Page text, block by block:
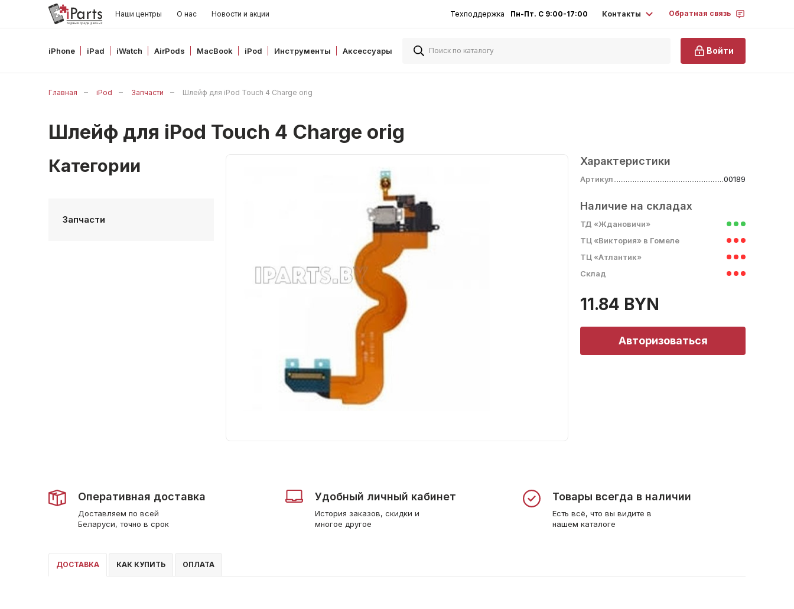
Наши центры О нас Новости и акции Техподдержка Пн-Пт. С 9:00-17:00 Контакты Обратная связь
iPhone iPad iWatch AirPods MacBook iPod Инструменты Аксессуары Войти
Главная iPod Запчасти Шлейф для iPod Touch 4 Charge orig
Шлейф для iPod Touch 4 Charge orig
Категории
Запчасти
Характеристики
Артикул 00189
Наличие на складах
ТД «Ждановичи»
ТЦ «Виктория» в Гомеле
ТЦ «Атлантик»
Склад
11.84 BYN
Авторизоваться
Оперативная доставка
Доставляем по всей
Беларуси, точно в срок
Удобный личный кабинет
История заказов, скидки и
многое другое
Товары всегда в наличии
Есть всё, что вы видите в
нашем каталоге
ДОСТАВКА КАК КУПИТЬ ОПЛАТА